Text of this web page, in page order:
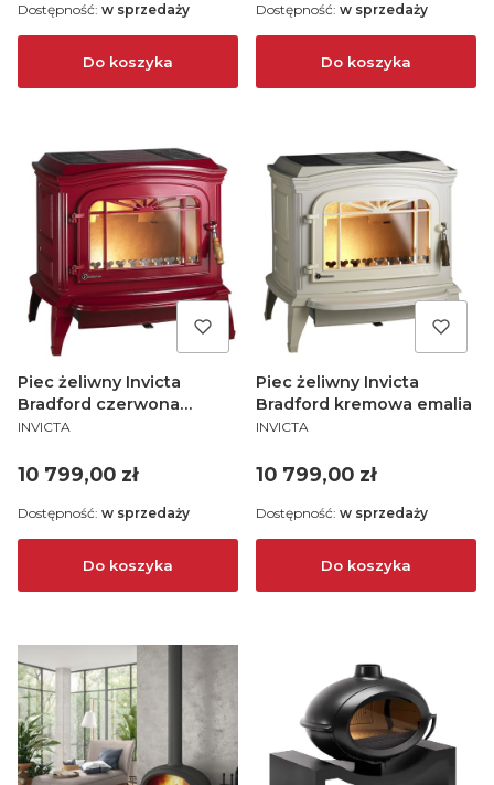
Do koszyka
Dostępność: w sprzedaży
Do koszyka
Dostępność: w sprzedaży
Piec żeliwny Invicta
Bradford czerwona
emalia
PRODUCENT
INVICTA
Cena
10 799,00 zł
Do koszyka
Dostępność: w sprzedaży
Piec żeliwny Invicta
Bradford kremowa emalia
PRODUCENT
INVICTA
Cena
10 799,00 zł
Do koszyka
Dostępność: w sprzedaży